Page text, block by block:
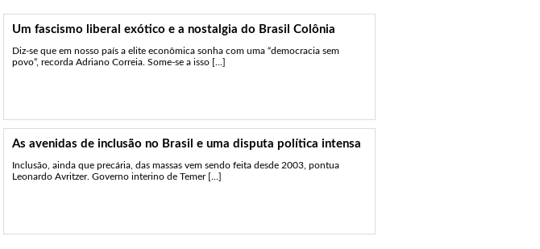
Um fascismo liberal exótico e a nostalgia do Brasil Colônia
Diz-se que em nosso país a elite econômica sonha com uma “democracia sem
povo”, recorda Adriano Correia. Some-se a isso [...]
As avenidas de inclusão no Brasil e uma disputa política intensa
Inclusão, ainda que precária, das massas vem sendo feita desde 2003, pontua
Leonardo Avritzer. Governo interino de Temer [...]